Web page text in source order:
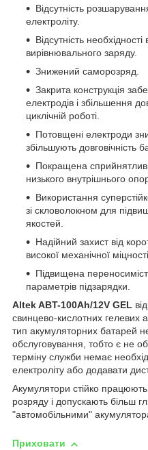
Відсутність
електроліту.
Відсутність
вирівнювального заряду.
Знижений саморозряд.
Закрита конструкція
електродів і збільшення
циклічній роботі.
Потовщені електроди
збільшують довговічність
Покращена
низького внутрішнього
Використання
зі скловолокном для
якостей.
Надійний захист від
високої механічної
Підвищена
параметрів підзарядки.
Altek ABT-100Аh/12V GEL
свинцево-кислотних гелевих
тип акумуляторних батарей
обслуговування, тобто є не
терміну служби немає
електроліту або додавати
Акумулятори стійко
розряду і допускають більш
"автомобільними"
Приховати